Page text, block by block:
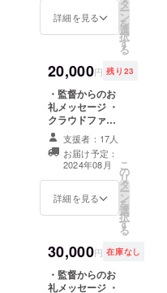
す。ギガファイ
ル便のリンクを
メールにて送付
付 ・映画のクレ
ジットロールに
レジットご希望
の方は備考欄に
記載名をご記入
ください。 ク
レジットを希望
されない方は
「掲載を希望し
ない」とご記入
ください。 ※メ
尺は5分程度で
す。ギガファイ
ます。
詳細を見る
タ
ー
ン
を
選
択
す
る
20,000円 残り23
・監督からのお
礼メッセージ ・
クラウドファン
ディング用特別
オフショット
（データ） ・メ
イキング動画送
付 ・映画のクレ
ジットロールに
インキャスト6名
のサイン入り台
本提供 ※1冊の台
本にアキラ
支援者：17人
お届け予定：
2024年08月
詳細を見る
こ
の
リ
タ
ー
ン
を
選
択
す
る
30,000円 在庫なし
・監督からのお
礼メッセージ ・